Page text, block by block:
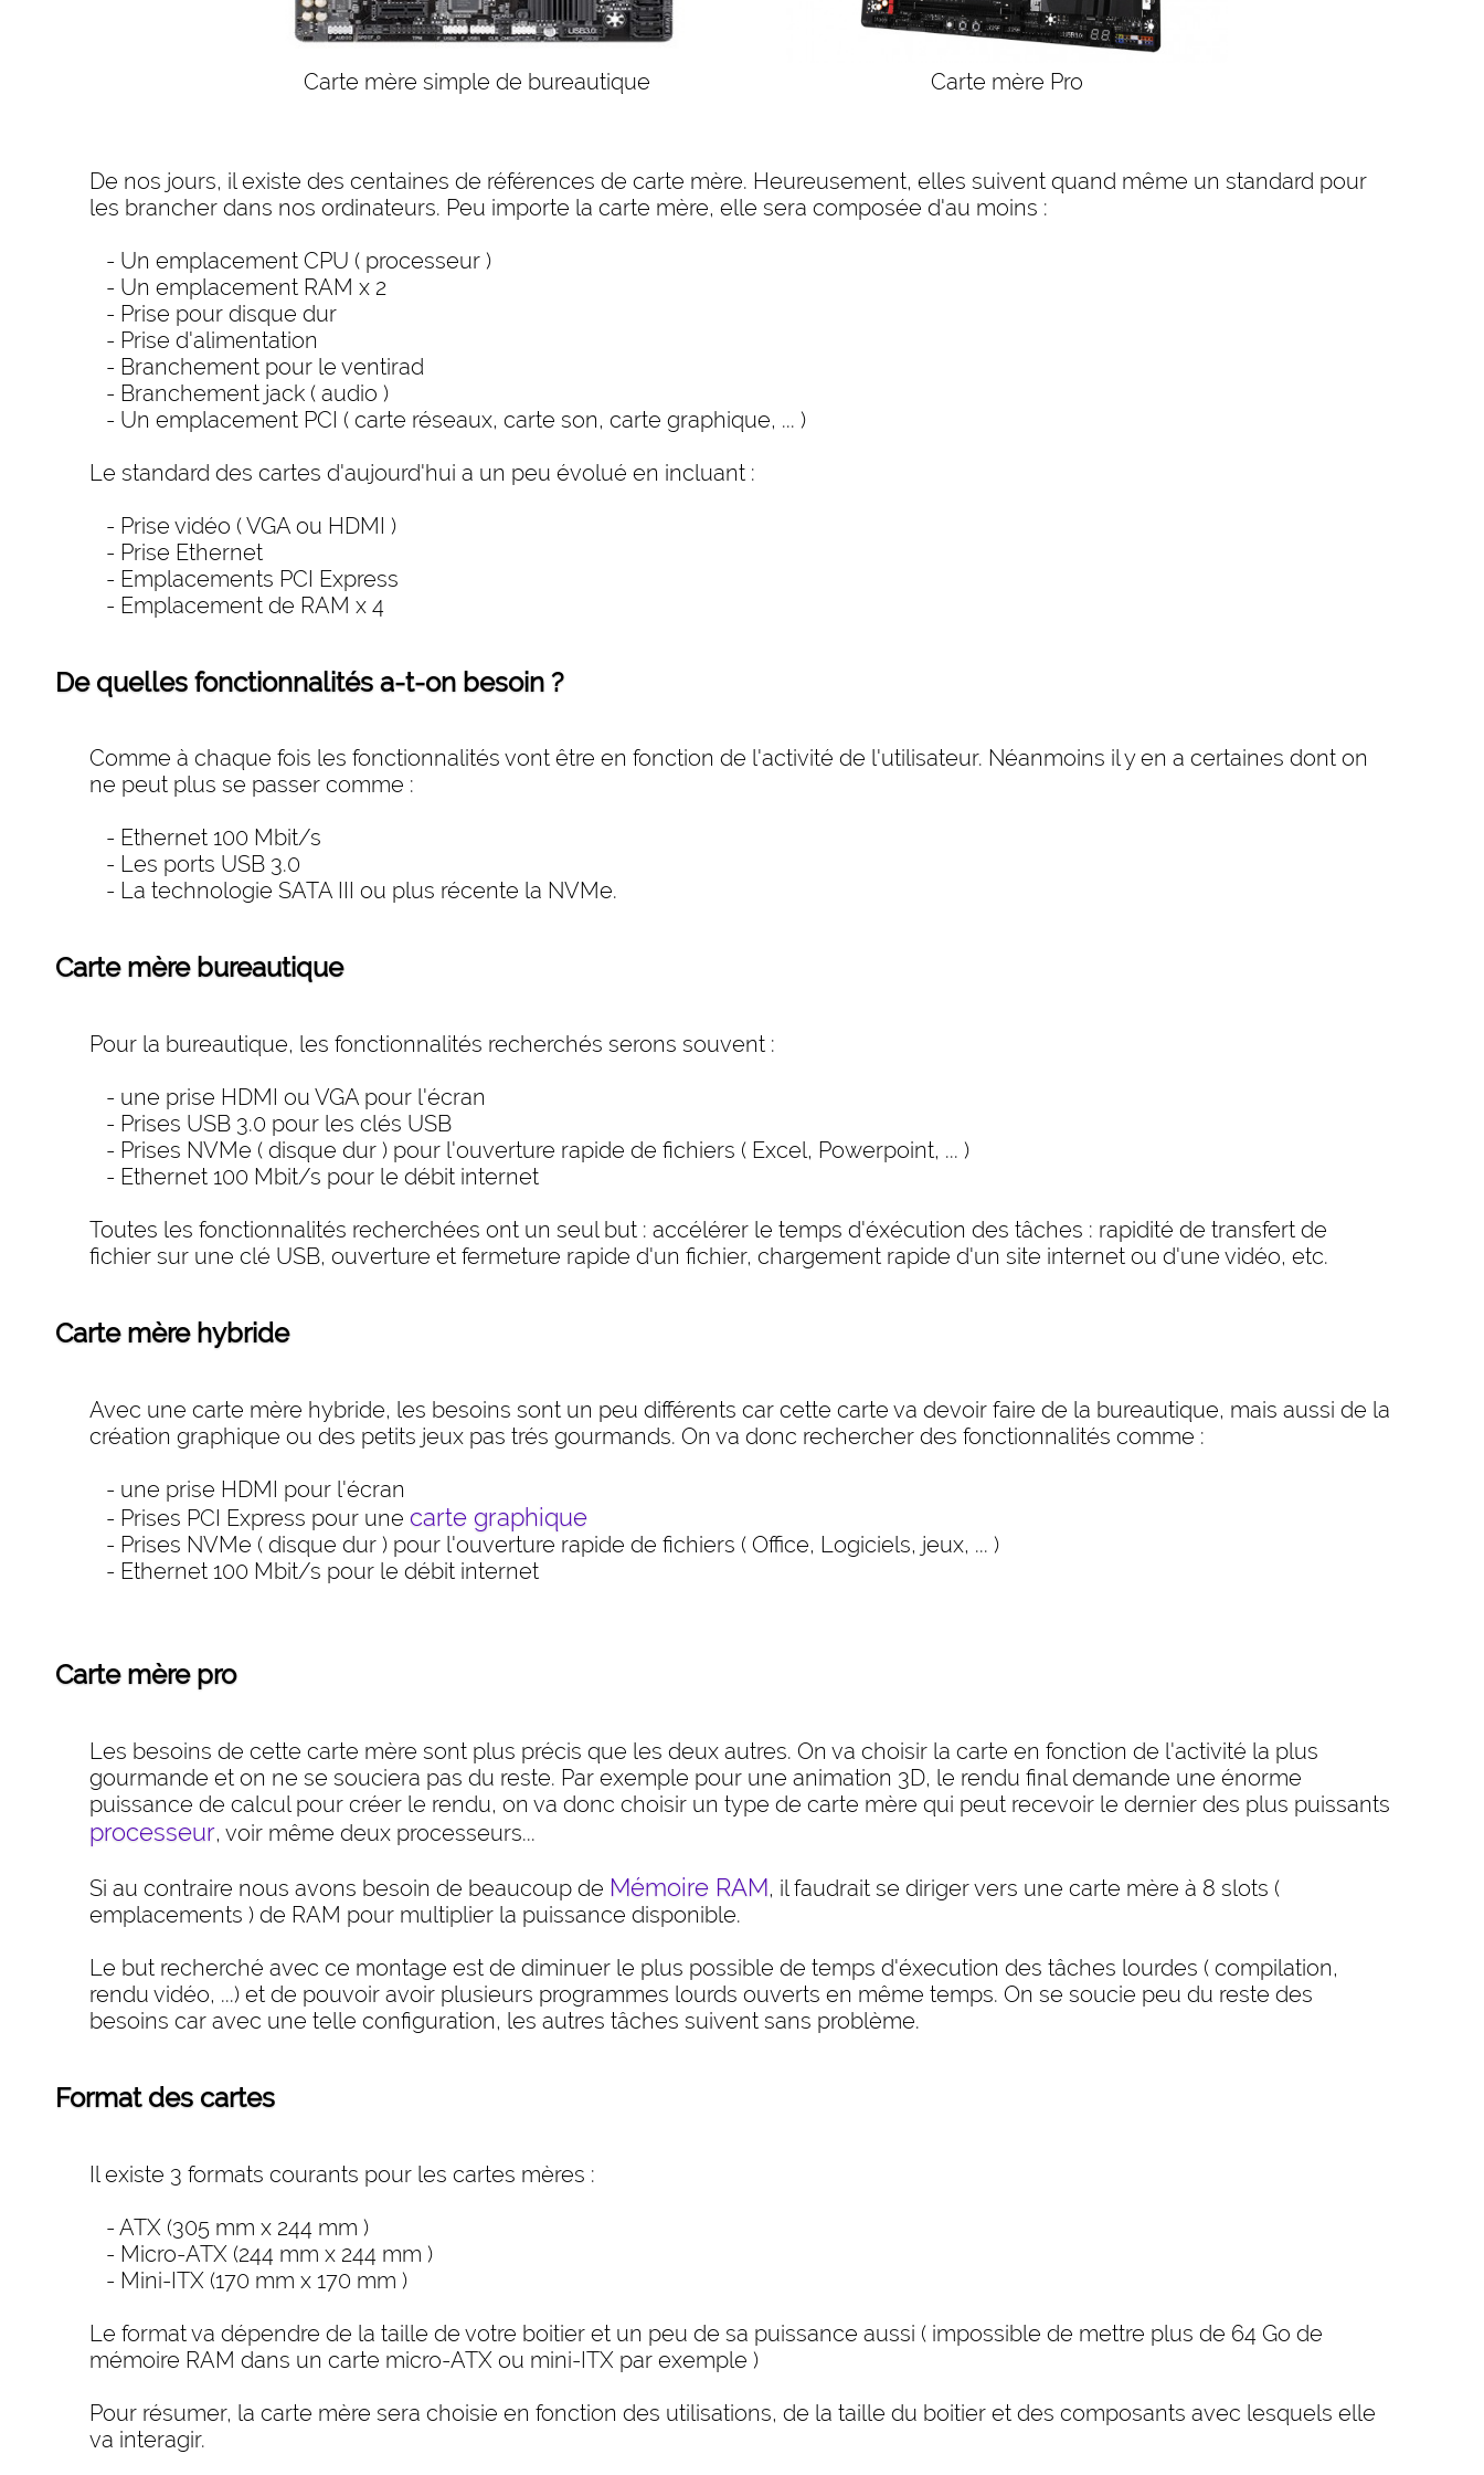
Carte mère simple de bureautique Carte mère Pro
De nos jours, il existe des centaines de références de carte mère. Heureusement, elles suivent quand même un standard pour
les brancher dans nos ordinateurs. Peu importe la carte mère, elle sera composée d'au moins :
- Un emplacement CPU ( processeur )
- Un emplacement RAM x 2
- Prise pour disque dur
- Prise d'alimentation
- Branchement pour le ventirad
- Branchement jack ( audio )
- Un emplacement PCI ( carte réseaux, carte son, carte graphique, ... )
Le standard des cartes d'aujourd'hui a un peu évolué en incluant :
- Prise vidéo ( VGA ou HDMI )
- Prise Ethernet
- Emplacements PCI Express
- Emplacement de RAM x 4
De quelles fonctionnalités a-t-on besoin ?
Comme à chaque fois les fonctionnalités vont être en fonction de l'activité de l'utilisateur. Néanmoins il y en a certaines dont on
ne peut plus se passer comme :
- Ethernet 100 Mbit/s
- Les ports USB 3.0
- La technologie SATA III ou plus récente la NVMe.
Carte mère bureautique
Pour la bureautique, les fonctionnalités recherchés serons souvent :
- une prise HDMI ou VGA pour l'écran
- Prises USB 3.0 pour les clés USB
- Prises NVMe ( disque dur ) pour l'ouverture rapide de fichiers ( Excel, Powerpoint, ... )
- Ethernet 100 Mbit/s pour le débit internet
Toutes les fonctionnalités recherchées ont un seul but : accélérer le temps d'éxécution des tâches : rapidité de transfert de
fichier sur une clé USB, ouverture et fermeture rapide d'un fichier, chargement rapide d'un site internet ou d'une vidéo, etc.
Carte mère hybride
Avec une carte mère hybride, les besoins sont un peu différents car cette carte va devoir faire de la bureautique, mais aussi de la
création graphique ou des petits jeux pas trés gourmands. On va donc rechercher des fonctionnalités comme :
- une prise HDMI pour l'écran
- Prises PCI Express pour une carte graphique
- Prises NVMe ( disque dur ) pour l'ouverture rapide de fichiers ( Office, Logiciels, jeux, ... )
- Ethernet 100 Mbit/s pour le débit internet
Carte mère pro
Les besoins de cette carte mère sont plus précis que les deux autres. On va choisir la carte en fonction de l'activité la plus
gourmande et on ne se souciera pas du reste. Par exemple pour une animation 3D, le rendu final demande une énorme
puissance de calcul pour créer le rendu, on va donc choisir un type de carte mère qui peut recevoir le dernier des plus puissants
processeur, voir même deux processeurs...
Si au contraire nous avons besoin de beaucoup de Mémoire RAM, il faudrait se diriger vers une carte mère à 8 slots (
emplacements ) de RAM pour multiplier la puissance disponible.
Le but recherché avec ce montage est de diminuer le plus possible de temps d'éxecution des tâches lourdes ( compilation,
rendu vidéo, ...) et de pouvoir avoir plusieurs programmes lourds ouverts en même temps. On se soucie peu du reste des
besoins car avec une telle configuration, les autres tâches suivent sans problème.
Format des cartes
Il existe 3 formats courants pour les cartes mères :
- ATX (305 mm x 244 mm )
- Micro-ATX (244 mm x 244 mm )
- Mini-ITX (170 mm x 170 mm )
Le format va dépendre de la taille de votre boitier et un peu de sa puissance aussi ( impossible de mettre plus de 64 Go de
mémoire RAM dans un carte micro-ATX ou mini-ITX par exemple )
Pour résumer, la carte mère sera choisie en fonction des utilisations, de la taille du boitier et des composants avec lesquels elle
va interagir.